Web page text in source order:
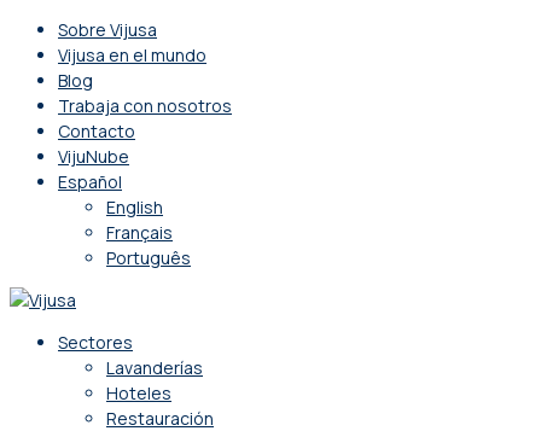
Sobre Vijusa
Vijusa en el mundo
Blog
Trabaja con nosotros
Contacto
VijuNube
Español
English
Français
Português
Sectores
Lavanderías
Hoteles
Restauración